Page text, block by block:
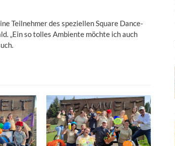
Teilnehmer des speziellen Square Dance-
„Ein so tolles Ambiente möchte ich auch